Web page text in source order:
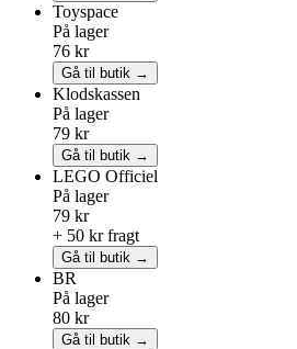
Toyspace
På lager
76 kr
Gå til butik →
Klodskassen
På lager
79 kr
Gå til butik →
LEGO Officiel
På lager
79 kr
+ 50 kr fragt
Gå til butik →
BR
På lager
80 kr
Gå til butik →